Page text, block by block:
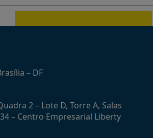
– DF
2 – Lote D, Torre A, Salas
– Centro Empresarial Liberty